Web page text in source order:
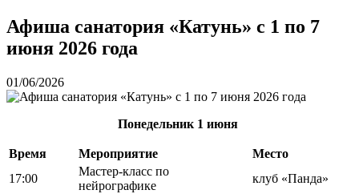
Афиша санатория «Катунь» с 1 по 7
июня 2026 года
01/06/2026
Понедельник 1 июня
Время Мероприятие
Место
17:00
Мастер-класс по
нейрографике
клуб «Панда»